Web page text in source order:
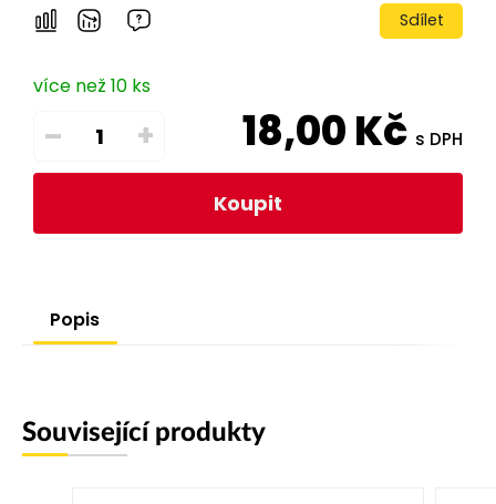
Sdílet
více než 10 ks
– + 18,00Kč s DPH
Koupit
Popis
Související produkty